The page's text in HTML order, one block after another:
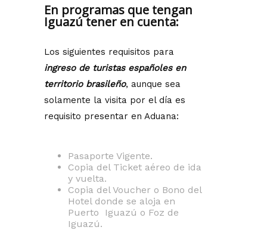
En programas que tengan
Iguazú tener en cuenta:
Los siguientes requisitos para
ingreso de turistas españoles en
territorio brasileño, aunque sea
solamente la visita por el día es
requisito presentar en Aduana:
Pasaporte Vigente.
Copia del Ticket aéreo de ida
y vuelta.
Copia del Voucher o Bono del
Hotel donde se aloja en
Puerto Iguazú o Foz de
Iguazú.